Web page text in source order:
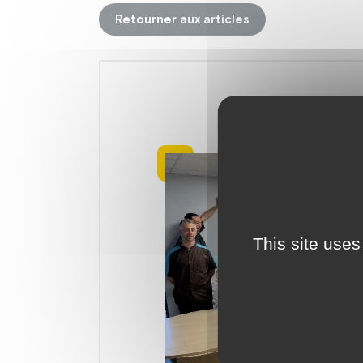
Retourner aux articles
This site